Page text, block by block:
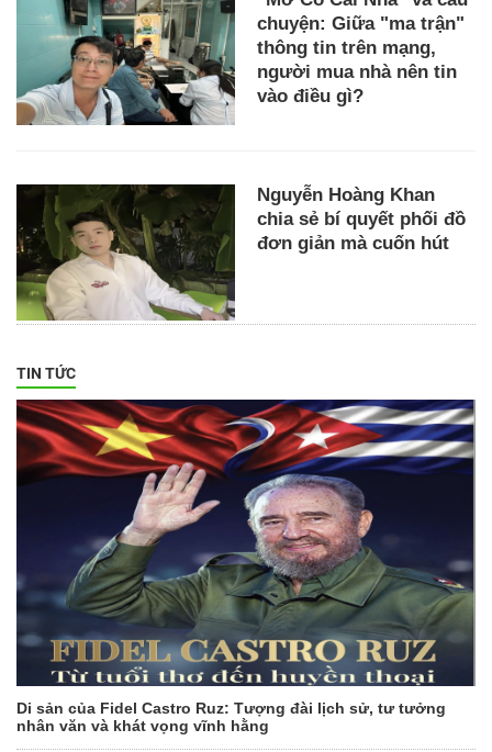
chuyện: Giữa "ma trận"
thông tin trên mạng,
người mua nhà nên tin
vào điều gì?
Nguyễn Hoàng Khan
chia sẻ bí quyết phối đồ
đơn giản mà cuốn hút
TIN TỨC
Di sản của Fidel Castro Ruz: Tượng đài lịch sử, tư tưởng
nhân văn và khát vọng vĩnh hằng